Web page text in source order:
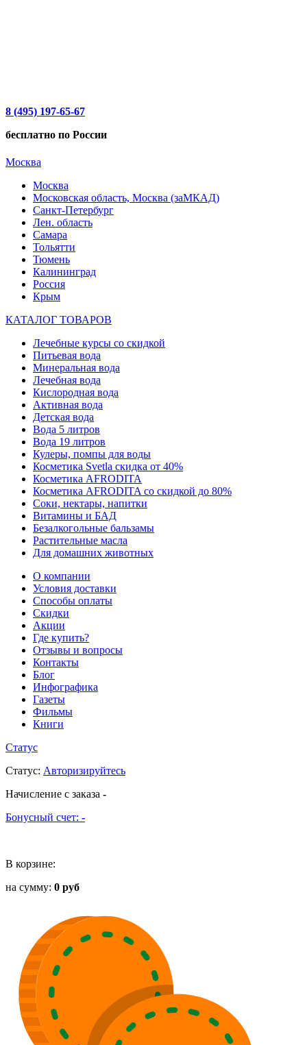
8 (495) 197-65-67
бесплатно по России
Москва
Москва
Московская область, Москва (заМКАД)
Санкт-Петербург
Лен. область
Самара
Тольятти
Тюмень
Калининград
Россия
Крым
КАТАЛОГ ТОВАРОВ
Лечебные курсы со скидкой
Питьевая вода
Минеральная вода
Лечебная вода
Кислородная вода
Активная вода
Детская вода
Вода 5 литров
Вода 19 литров
Кулеры, помпы для воды
Косметика Svetla скидка от 40%
Косметика AFRODITA
Косметика AFRODITA со скидкой до 80%
Соки, нектары, напитки
Витамины и БАД
Безалкогольные бальзамы
Растительные масла
Для домашних животных
О компании
Условия доставки
Способы оплаты
Скидки
Акции
Где купить?
Отзывы и вопросы
Контакты
Блог
Инфографика
Газеты
Фильмы
Книги
Статус
Статус: Авторизируйтесь
Начисление с заказа -
Бонусный счет: -
В корзине:
на сумму: 0 руб